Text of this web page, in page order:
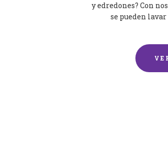
y edredones? Con
se pueden